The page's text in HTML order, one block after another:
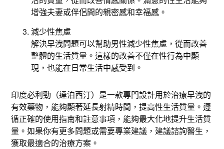
增強夫妻或伴侶間的親密感和幸福感。
減少性焦慮
解決早洩問題可以幫助男性減少性焦慮，從而改善
整體的生活質量。這樣的改善不僅在性行為中顯
現，也能在日常生活中感受到。
印度必利勁（達泊西汀）是一款專門設計用於治療早洩的
有效藥物，能夠顯著延長射精時間，提高性生活質量。遵
循正確的使用指南和註意事項，能夠最大化地提升生活質
量。如果你有更多問題或需要專業建議，建議諮詢醫生，
獲取最適合的治療方案。